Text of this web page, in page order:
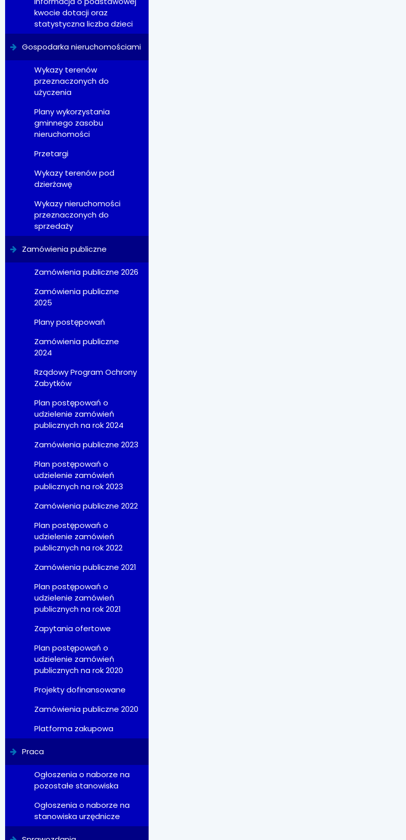
kwocie dotacji oraz
statystyczna liczba dzieci
Gospodarka nieruchomościami
Wykazy terenów
przeznaczonych do
użyczenia
Plany wykorzystania
gminnego zasobu
nieruchomości
Przetargi
Wykazy terenów pod
dzierżawę
Wykazy nieruchomości
przeznaczonych do
sprzedaży
Zamówienia publiczne
Zamówienia publiczne 2026
Zamówienia publiczne
2025
Plany postępowań
Zamówienia publiczne
2024
Rządowy Program Ochrony
Zabytków
Plan postępowań o
udzielenie zamówień
publicznych na rok 2024
Zamówienia publiczne 2023
Plan postępowań o
udzielenie zamówień
publicznych na rok 2023
Zamówienia publiczne 2022
Plan postępowań o
udzielenie zamówień
publicznych na rok 2022
Zamówienia publiczne 2021
Plan postępowań o
udzielenie zamówień
publicznych na rok 2021
Zapytania ofertowe
Plan postępowań o
udzielenie zamówień
publicznych na rok 2020
Projekty dofinansowane
Zamówienia publiczne 2020
Platforma zakupowa
Praca
Ogłoszenia o naborze na
pozostałe stanowiska
Ogłoszenia o naborze na
stanowiska urzędnicze